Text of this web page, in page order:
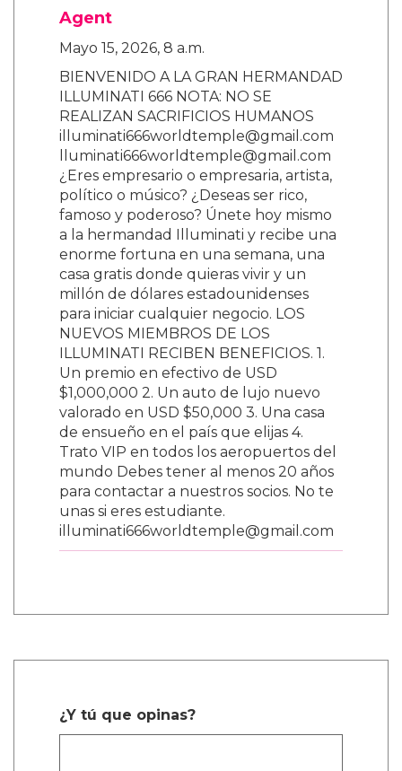
Agent
Mayo 15, 2026, 8 a.m.
BIENVENIDO A LA GRAN HERMANDAD
ILLUMINATI 666 NOTA: NO SE
REALIZAN SACRIFICIOS HUMANOS
illuminati666worldtemple@gmail.com
lluminati666worldtemple@gmail.com
¿Eres empresario o empresaria, artista,
político o músico? ¿Deseas ser rico,
famoso y poderoso? Únete hoy mismo
a la hermandad Illuminati y recibe una
enorme fortuna en una semana, una
casa gratis donde quieras vivir y un
millón de dólares estadounidenses
para iniciar cualquier negocio. LOS
NUEVOS MIEMBROS DE LOS
ILLUMINATI RECIBEN BENEFICIOS. 1.
Un premio en efectivo de USD
$1,000,000 2. Un auto de lujo nuevo
valorado en USD $50,000 3. Una casa
de ensueño en el país que elijas 4.
Trato VIP en todos los aeropuertos del
mundo Debes tener al menos 20 años
para contactar a nuestros socios. No te
unas si eres estudiante.
illuminati666worldtemple@gmail.com
¿Y tú que opinas?